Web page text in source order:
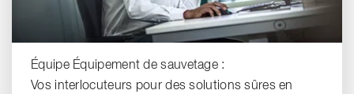
Équipe Équipement de sauvetage :
Vos interlocuteurs pour des solutions sûres en